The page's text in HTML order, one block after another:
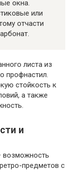
окна.
или
отчасти
листа из
профнастил.
стойкость к
а также
и
возможность
предметов с